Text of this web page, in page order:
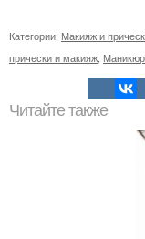
Категории: Макияж и
прически и макияж
Читайте также